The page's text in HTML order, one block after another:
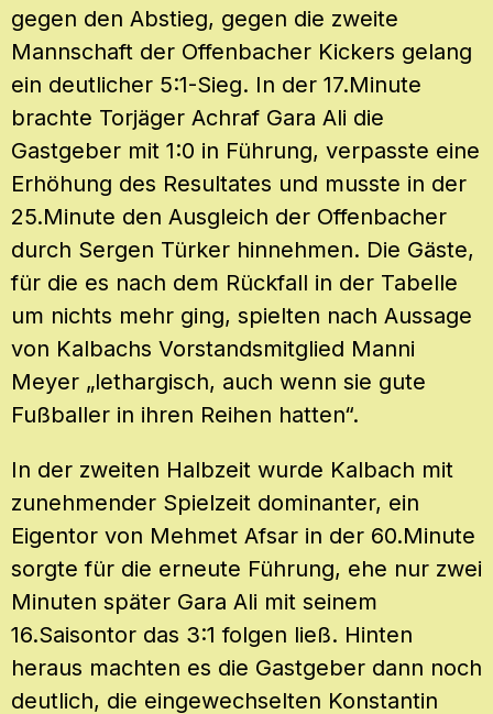
gegen den Abstieg, gegen die zweite
Mannschaft der Offenbacher Kickers gelang
ein deutlicher 5:1-Sieg. In der 17.Minute
brachte Torjäger Achraf Gara Ali die
Gastgeber mit 1:0 in Führung, verpasste eine
Erhöhung des Resultates und musste in der
25.Minute den Ausgleich der Offenbacher
durch Sergen Türker hinnehmen. Die Gäste,
für die es nach dem Rückfall in der Tabelle
um nichts mehr ging, spielten nach Aussage
von Kalbachs Vorstandsmitglied Manni
Meyer „lethargisch, auch wenn sie gute
Fußballer in ihren Reihen hatten“.
In der zweiten Halbzeit wurde Kalbach mit
zunehmender Spielzeit dominanter, ein
Eigentor von Mehmet Afsar in der 60.Minute
sorgte für die erneute Führung, ehe nur zwei
Minuten später Gara Ali mit seinem
16.Saisontor das 3:1 folgen ließ. Hinten
heraus machten es die Gastgeber dann noch
deutlich, die eingewechselten Konstantin